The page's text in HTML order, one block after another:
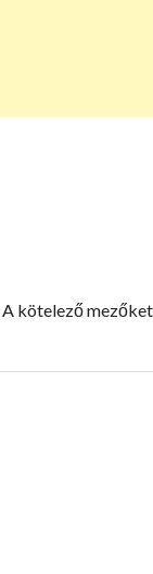
A kötelező mezőket